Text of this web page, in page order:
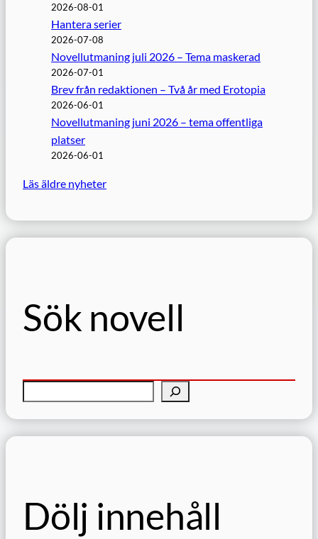
2026-08-01
Hantera serier
2026-07-08
Novellutmaning juli 2026 – Tema maskerad
2026-07-01
Brev från redaktionen – Två år med Erotopia
2026-06-01
Novellutmaning juni 2026 – tema offentliga
platser
2026-06-01
Läs äldre nyheter
Sök novell
Dölj innehåll